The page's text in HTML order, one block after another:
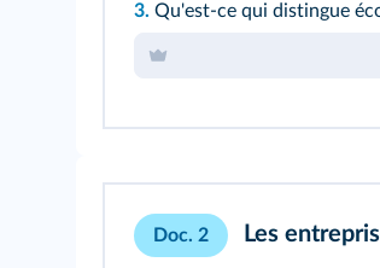
3. Qu'est-ce qui distingue
Doc. 2 Les